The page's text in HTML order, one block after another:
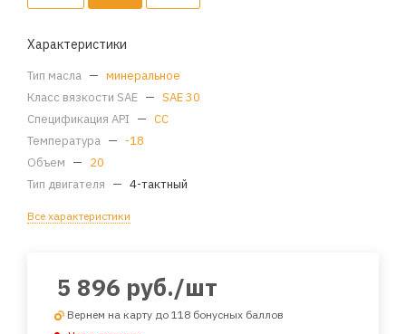
Характеристики
Тип масла — минеральное
Класс вязкости SAE — SAE 30
Спецификация API — CC
Температура — -18
Объем — 20
Тип двигателя — 4-тактный
Все характеристики
5 896 руб./шт
Вернем на карту до 118 бонусных баллов